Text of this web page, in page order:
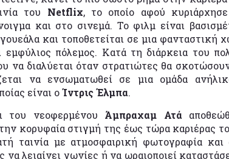
του Netflix, το οποίο αφού
και στο σινεμά. Το φιλμ είναι
και τοποθετείται σε μια φανταστική
εμφύλιος πόλεμος. Κατά τη διάρκεια του
να διαλύεται όταν στρατιώτες θα
να ενσωματωθεί σε μια ομάδα
είναι οΊντρις Έλμπα.
του νεοφερμένου Άμπραχαμ Ατά
την κορυφαία στιγμή της έως τώρα καριέρας
ταινία με ατμοσφαιρική φωτογραφία και
να λειαίνει γωνίες ή να ωραιοποιεί